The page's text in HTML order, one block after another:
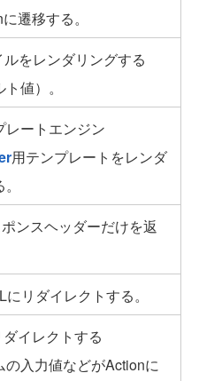
遷移する。
をレンダリングする
ト値）。
レートエンジン
用テンプレートをレンダ
ンスヘッダーだけを返
リダイレクトする。
イレクトする
の入力値などがActionに